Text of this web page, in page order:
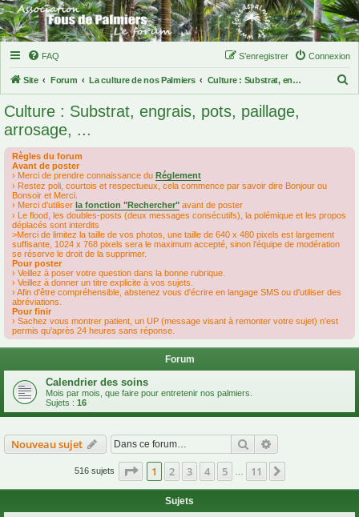
FAQ Connexion
S’enregistrer
Site Forum La culture de nos Palmiers Culture : Substrat, engrais, pots, paillage, arrosage, ...
Culture : Substrat, engrais, pots, paillage,
arrosage, ...
Règles du forum
Avant de poster
› Merci de prendre connaissance du Réglement
› Restez poli, courtois et respectueux, cela commence par savoir dire Bonjour ou
Bonsoir et Merci.
› Merci d'utiliser la fonction "Rechercher" avant de poster
› Le flood, les doubles-posts (deux messages consécutifs), la polémique et les propos
déplacés sont interdits
>Merci de limitez la taille de vos photos, une taille de 640 x 480 pixels est largement
suffisante, 1024 x 768 pixels sera le maximum accepté, sinon l’équipe de modération
se réserve le droit de la supprimer.
Pour poster
› Veillez à poser votre question dans la bonne rubrique.
› Veillez à donner un titre explicite à vos sujets.
› Afin d'être compréhensible, abstenez vous d'écrire en langage SMS ou d'utiliser des
abréviations.
Pour finir
› Sachez vous montrer patient, un UP (message visant à remonter votre sujet) n'est
permis qu'après 24 heures sans réponse.
Forum
Calendrier des soins
Mois par mois, que faire pour entretenir nos palmiers.
Sujets : 16
Nouveau sujet Rechercher
516 sujets Page 1sur11
1 2 3 4 5 11
Sujets